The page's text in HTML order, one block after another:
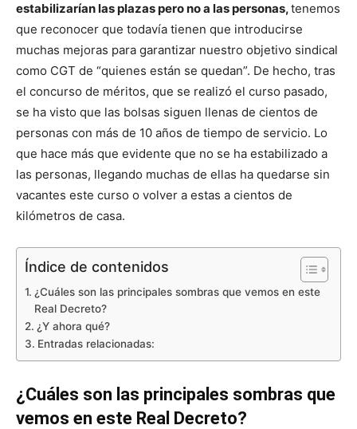
estabilizarían las plazas pero no a las personas,tenemos
que reconocer que todavía tienen que introducirse
muchas mejoras para garantizar nuestro objetivo sindical
como CGT de “quienes están se quedan”. De hecho, tras
el concurso de méritos, que se realizó el curso pasado,
se ha visto que las bolsas siguen llenas de cientos de
personas con más de 10 años de tiempo de servicio. Lo
que hace más que evidente que no se ha estabilizado a
las personas, llegando muchas de ellas ha quedarse sin
vacantes este curso o volver a estas a cientos de
kilómetros de casa.
Índice de contenidos
¿Cuáles son las principales sombras que vemos en este
Real Decreto?
¿Y ahora qué?
Entradas relacionadas:
¿Cuáles son las principales sombras que
vemos en este Real Decreto?